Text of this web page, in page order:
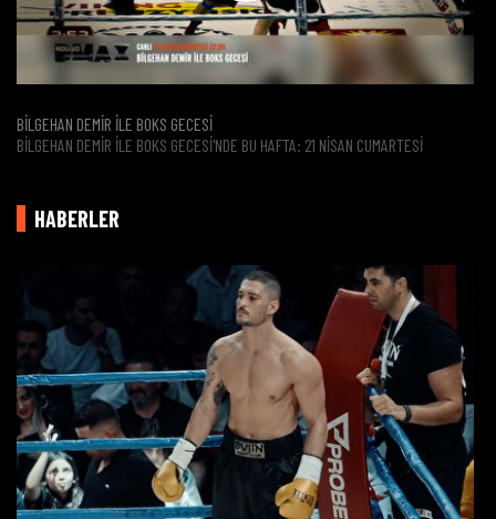
BİLGEHAN DEMİR İLE BOKS GECESİ
BILGEHAN DEMIR ILE BOKS GECESI'NDE BU HAFTA: 21 NISAN CUMARTESI
HABERLER